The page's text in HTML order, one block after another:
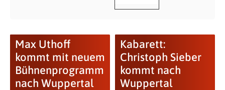
Max Uthoff
kommt mit neuem
Bühnenprogramm
nach Wuppertal
Kabarett:
Christoph Sieber
kommt nach
Wuppertal